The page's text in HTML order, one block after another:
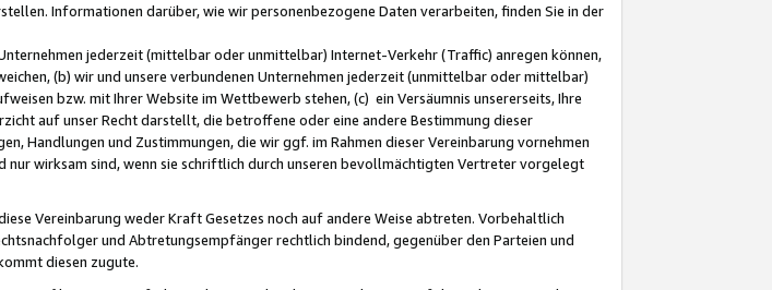
Informationen darüber, wie wir personenbezogene Daten verarbeiten, finden Sie in der
jederzeit (mittelbar oder unmittelbar) Internet-Verkehr (Traffic) anregen können,
(b) wir und unsere verbundenen Unternehmen jederzeit (unmittelbar oder mittelbar)
bzw. mit Ihrer Website im Wettbewerb stehen, (c) ein Versäumnis unsererseits, Ihre
auf unser Recht darstellt, die betroffene oder eine andere Bestimmung dieser
Handlungen und Zustimmungen, die wir ggf. im Rahmen dieser Vereinbarung vornehmen
wirksam sind, wenn sie schriftlich durch unseren bevollmächtigten Vertreter vorgelegt
Vereinbarung weder Kraft Gesetzes noch auf andere Weise abtreten. Vorbehaltlich
und Abtretungsempfänger rechtlich bindend, gegenüber den Parteien und
diesen zugute.